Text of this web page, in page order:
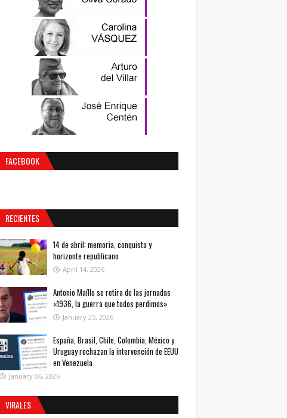
FACEBOOK
RECIENTES
14 de abril: memoria, conquista y
horizonte republicano
April 14, 2026
Antonio Maíllo se retira de las jornadas
«1936, la guerra que todos perdimos»
January 25, 2026
España, Brasil, Chile, Colombia, México y
Uruguay rechazan la intervención de EEUU
en Venezuela
January 06, 2026
VIRALES